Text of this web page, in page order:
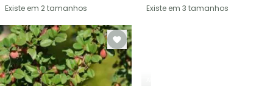
Existe em 2 tamanhos
Existe em 3 tamanhos